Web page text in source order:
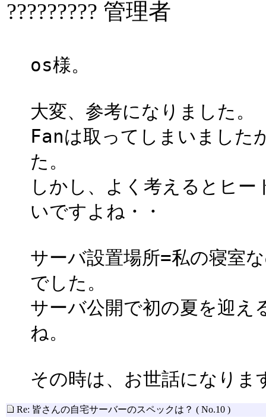
????????? 管理者
os様。
大変、参考になりました。
Fanは取ってしまいました
た。
しかし、よく考えるとヒ
いですよね・・
サーバ設置場所=私の寝室
でした。
サーバ公開で初の夏を迎え
ね。
その時は、お世話になりま
Re: 皆さんの自宅サーバーのスペックは？ ( No.10 )